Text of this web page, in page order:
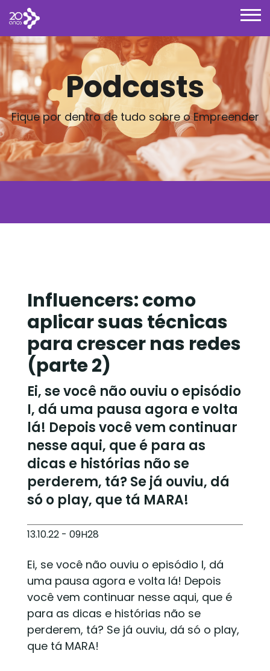
Podcasts
Fique por dentro de tudo sobre o Empreender
Influencers: como
aplicar suas técnicas
para crescer nas redes
(parte 2)
Ei, se você não ouviu o episódio
I, dá uma pausa agora e volta
lá! Depois você vem continuar
nesse aqui, que é para as
dicas e histórias não se
perderem, tá? Se já ouviu, dá
só o play, que tá MARA!
13.10.22 - 09H28
Ei, se você não ouviu o episódio I, dá
uma pausa agora e volta lá! Depois
você vem continuar nesse aqui, que é
para as dicas e histórias não se
perderem, tá? Se já ouviu, dá só o play,
que tá MARA!